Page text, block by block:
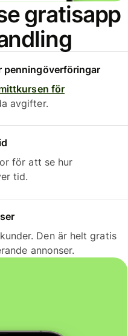
gratisapp
penningöverföringar
för
avgifter.
för att se hur
tid.
Den är helt gratis
annonser.